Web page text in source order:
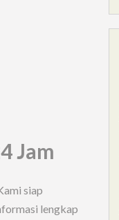
Jam
siap
lengkap